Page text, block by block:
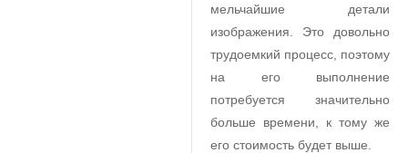
мельчайшие детали
изображения. Это довольно
трудоемкий процесс, поэтому
на его выполнение
потребуется значительно
больше времени, к тому же
его стоимость будет выше.